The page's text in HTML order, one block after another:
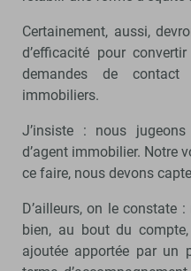
Certainement, aussi,
d’efficacité pour
demandes de
immobiliers.
J’insiste : nous
d’agent immobilier. Notre
ce faire, nous devons
D’ailleurs, on le constate
bien, au bout du
ajoutée apportée par un